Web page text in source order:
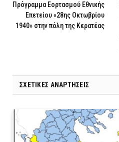
Πρόγραμμα Εορτασμού Εθνικής
Επετείου «28ης Οκτωβρίου
1940» στην πόλη της Κερατέας
ΣΧΕΤΙΚΈΣ ΑΝΑΡΤΉΣΕΙΣ